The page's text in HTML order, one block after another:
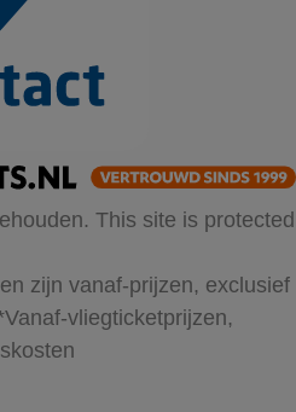
This site is protected
zijn vanaf-prijzen, exclusief
vliegticketprijzen,